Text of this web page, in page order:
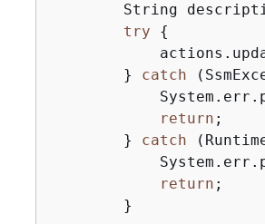
String
try
{
        }
catch
return ;
        }
catch
return ;
        }